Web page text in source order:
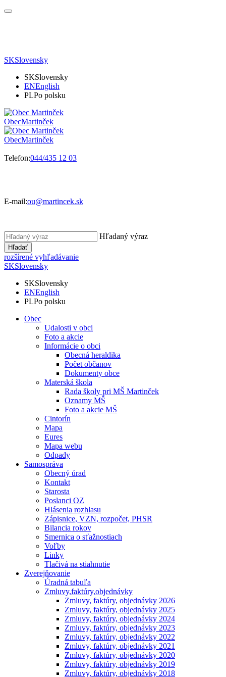
SKSlovensky
SKSlovensky
ENEnglish
PLPo polsku
ObecMartinček
ObecMartinček
Telefon:044/435 12 03
E-mail:ou@martincek.sk
Hľadaný výraz
Hľadať
rozšírené vyhľadávanie
SKSlovensky
SKSlovensky
ENEnglish
PLPo polsku
Obec
Udalosti v obci
Foto a akcie
Informácie o obci
Obecná heraldika
Počet občanov
Dokumenty obce
Materská škola
Rada školy pri MŠ Martinček
Oznamy MŠ
Foto a akcie MŠ
Cintorín
Mapa
Eures
Mapa webu
Odpady
Samospráva
Obecný úrad
Kontakt
Starosta
Poslanci OZ
Hlásenia rozhlasu
Zápisnice, VZN, rozpočet, PHSR
Bilancia rokov
Smernica o sťažnostiach
Voľby
Linky
Tlačivá na stiahnutie
Zverejňovanie
Úradná tabuľa
Zmluvy,faktúry,objednávky
Zmluvy, faktúry, objednávky 2026
Zmluvy, faktúry, objednávky 2025
Zmluvy, faktúry, objednávky 2024
Zmluvy, faktúry, objednávky 2023
Zmluvy, faktúry, objednávky 2022
Zmluvy, faktúry, objednávky 2021
Zmluvy, faktúry, objednávky 2020
Zmluvy, faktúry, objednávky 2019
Zmluvy, faktúry, objednávky 2018